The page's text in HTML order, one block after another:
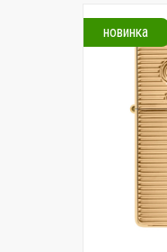
новинка